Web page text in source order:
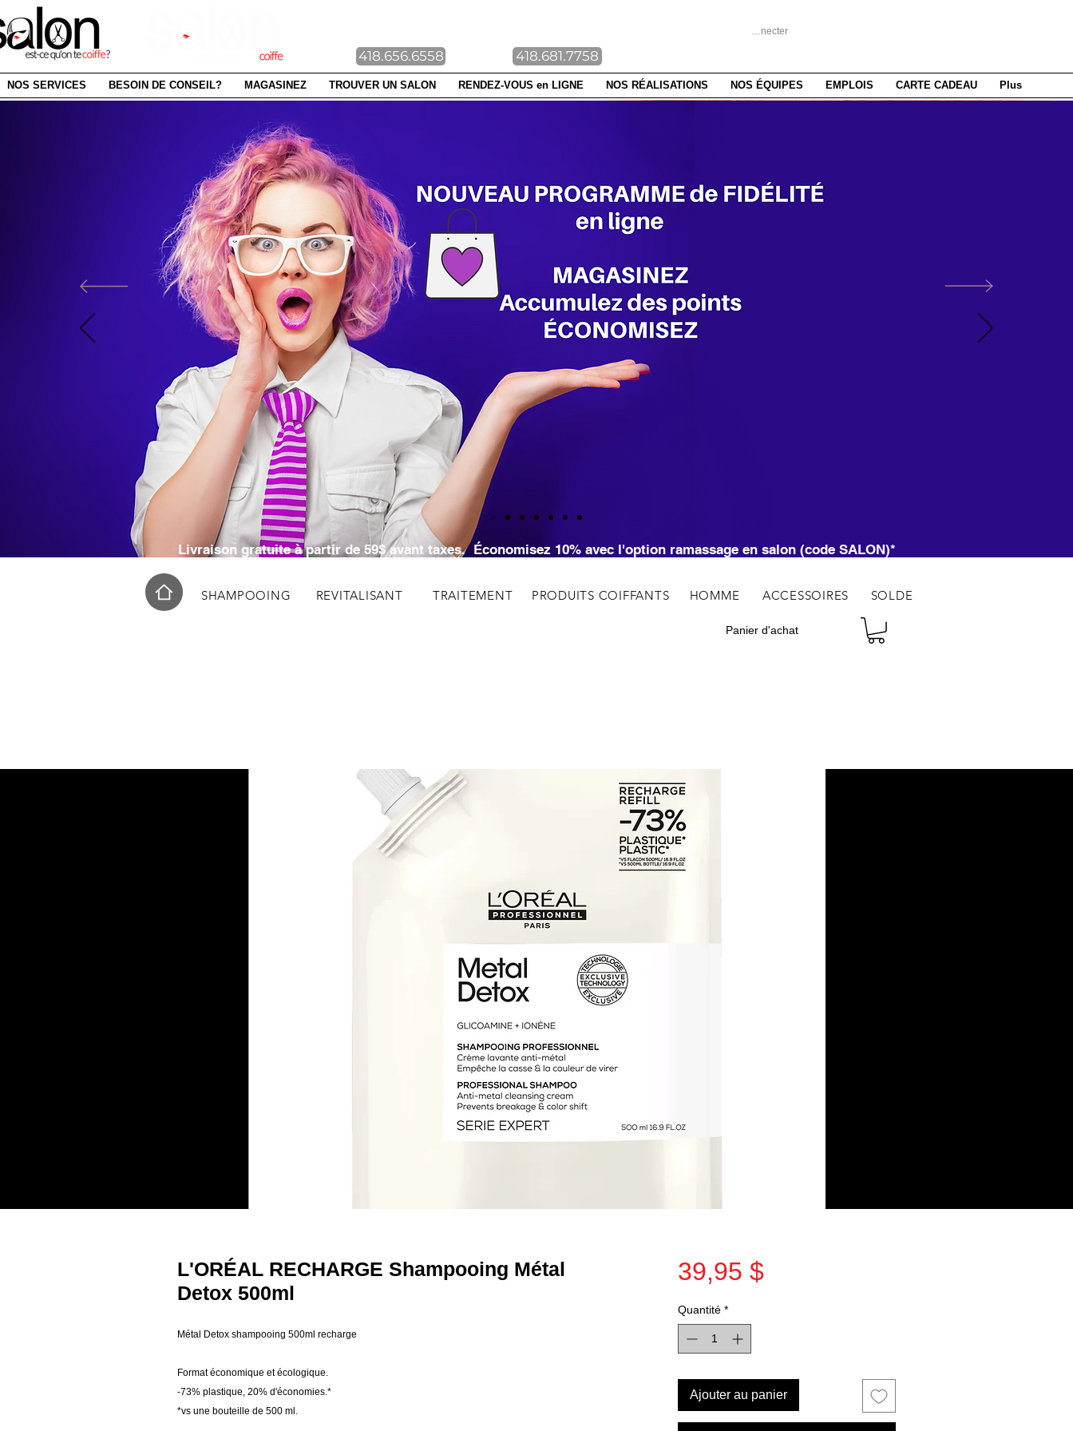
NOS SERVICES BESOIN DE CONSEIL? MAGASINEZ TROUVER UN SALON RENDEZ-VOUS en LIGNE NOS RÉALISATIONS NOS ÉQUIPES EMPLOIS CARTE CADEAU Plus
BOUTIQUE EN
LIGNE
renouvelez vos
produits capillaires
ACHETEZ
RÉSERVEZ VOTRE RENDEZ-VOUS EN LIGNE ICI
RÉSERVEZ VOTRE RENDEZ-VOUS EN LIGNE ICI
Se connecter
418.656.6558 418.681.7758
Livraison gratuite à partir de 59$ avant taxes. Économisez 10% avec l'option ramassage en salon (code SALON)*
SHAMPOOING REVITALISANT TRAITEMENT PRODUITS COIFFANTS HOMME ACCESSOIRES SOLDE
Panier d'achat
L'ORÉAL RECHARGE Shampooing Métal
Detox 500ml
Métal Detox shampooing 500ml recharge
Format économique et écologique.
-73% plastique, 20% d'économies.*
*vs une bouteille de 500 ml.
39,95 $Prix
Quantité *
Ajouter au panier